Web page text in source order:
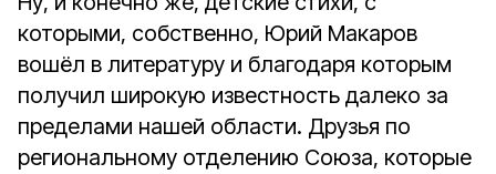
которыми, собственно, Юрий Макаров
вошёл в литературу и благодаря которым
получил широкую известность далеко за
пределами нашей области. Друзья по
региональному отделению Союза, которые